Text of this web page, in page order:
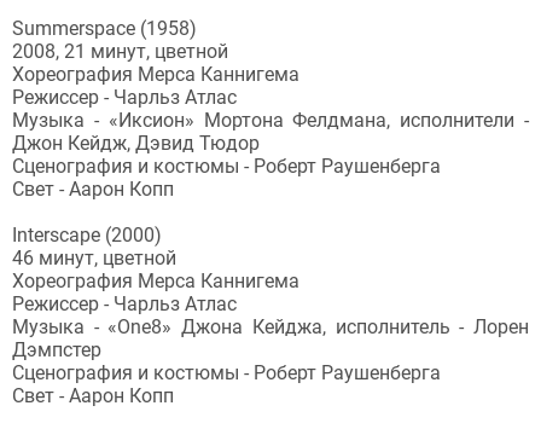
Summerspace (1958)
2008, 21 минут, цветной
Хореография Мерса Каннигема
Режиссер - Чарльз Атлас
Музыка - «Иксион» Мортона Фелдмана, исполнители -
Джон Кейдж, Дэвид Тюдор
Сценография и костюмы - Роберт Раушенберга
Свет - Аарон Копп
Interscape (2000)
46 минут, цветной
Хореография Мерса Каннигема
Режиссер - Чарльз Атлас
Музыка - «One8» Джона Кейджа, исполнитель - Лорен
Дэмпстер
Сценография и костюмы - Роберт Раушенберга
Свет - Аарон Копп